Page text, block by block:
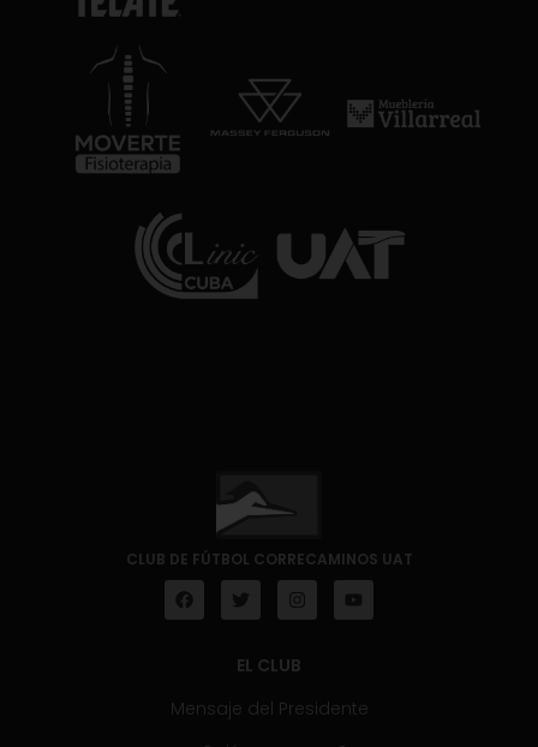
CLUB DE FÚTBOL CORRECAMINOS UAT
EL CLUB
Mensaje del Presidente